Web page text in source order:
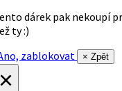
dárek pak nekoupí
ty :)
zablokovat
× Zpět